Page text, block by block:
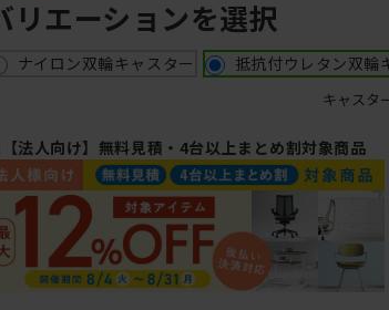
リエーションを選択
ナイロン双輪キャスター 抵抗付ウレタン双輪
キャスタ
法人向け】無料見積・4台以上まとめ割対象商品